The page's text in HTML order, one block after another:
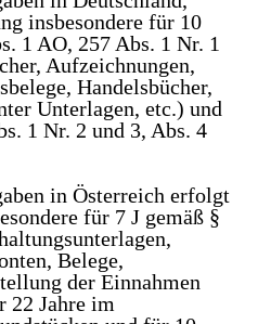
insbesondere für 10
1 AO, 257 Abs. 1 Nr. 1
Aufzeichnungen,
Handelsbücher,
Unterlagen, etc.) und
1 Nr. 2 und 3, Abs. 4
in Österreich erfolgt
für 7 J gemäß §
Belege,
der Einnahmen
22 Jahre im